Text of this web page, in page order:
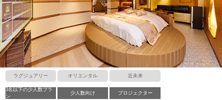
ラグジュアリー オリエンタル 近未来
3名以下の少人数プラ
ン
少人数向け プロジェクター